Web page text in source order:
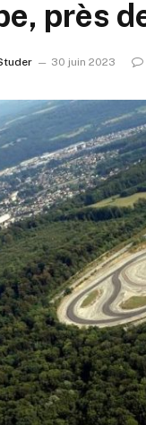
près
30 juin 2023